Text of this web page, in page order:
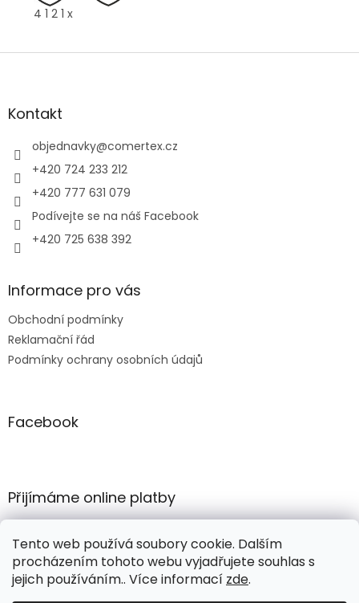
Tento web používá soubory cookie. Dalším
procházením tohoto webu vyjadřujete souhlas s
jejich používáním.. Více informací zde.
4 1 2 1 x
Z
aKontakt
objednavky@comertex.cz
+420 724 233 212
+420 777 631 079
Podívejte se na náš Facebook
+420 725 638 392
Informace pro vás
Obchodní podmínky
Reklamační řád
Podmínky ochrany osobních údajů
Facebook
Přijímáme online platby